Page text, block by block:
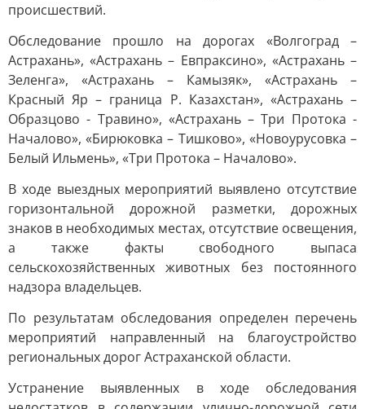
происшествий.
Обследование прошло на дорогах «Волгоград –
Астрахань», «Астрахань – Евпраксино», «Астрахань –
Зеленга», «Астрахань – Камызяк», «Астрахань –
Красный Яр – граница Р. Казахстан», «Астрахань –
Образцово - Травино», «Астрахань – Три Протока -
Началово», «Бирюковка – Тишково», «Новоурусовка –
Белый Ильмень», «Три Протока – Началово».
В ходе выездных мероприятий выявлено отсутствие
горизонтальной дорожной разметки, дорожных
знаков в необходимых местах, отсутствие освещения,
а также факты свободного выпаса
сельскохозяйственных животных без постоянного
надзора владельцев.
По результатам обследования определен перечень
мероприятий направленный на благоустройство
региональных дорог Астраханской области.
Устранение выявленных в ходе обследования